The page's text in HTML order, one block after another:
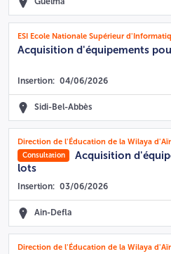
ESI Ecole Nationale Supérieur
Acquisition d'équipements
Insertion: 04/06/2026
Sidi-Bel-Abbès
Direction de l'Éducation de la Wilaya
Consultation
Acquisition
lots
Insertion: 03/06/2026
Ain-Defla
Direction de l'Éducation de la Wilaya